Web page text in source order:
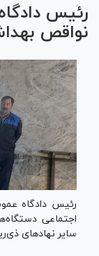
رئیس
نواقص
رئیس دادگاه
اجتماعی
سایر نهاد‌های